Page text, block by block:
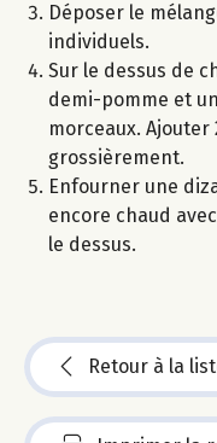
Déposer le
individuels.
Sur le dessus de
demi-pomme et
morceaux.
grossièrement.
Enfourner une
encore chaud
le dessus.
Retour à la